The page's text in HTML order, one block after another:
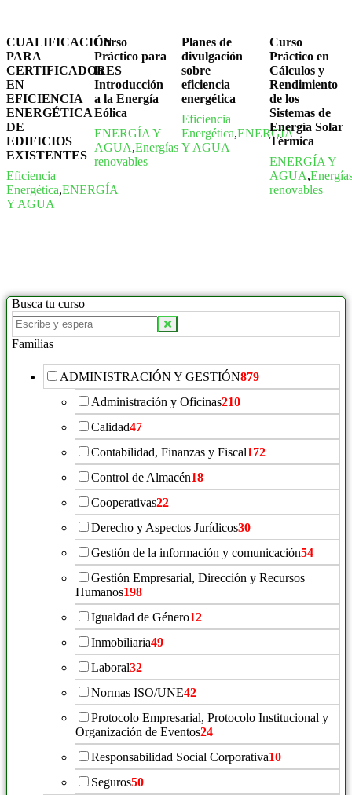
CUALIFICACIÓN
PARA
CERTIFICADORES
EN
EFICIENCIA
ENERGÉTICA
DE
EDIFICIOS
EXISTENTES
Eficiencia
Energética,ENERGÍA
Y AGUA
Curso
Práctico para
la
Introducción
a la Energía
Eólica
ENERGÍA Y
AGUA,Energías
renovables
Planes de
divulgación
sobre
eficiencia
energética
Eficiencia
Energética,ENERGÍA
Y AGUA
Curso
Práctico en
Cálculos y
Rendimiento
de los
Sistemas de
Energía Solar
Térmica
ENERGÍA Y
AGUA,
renovables
Busca tu curso
Buscar
productos:
Famílias
ADMINISTRACIÓN Y GESTIÓN879
Administración y Oficinas210
Calidad47
Contabilidad, Finanzas y Fiscal172
Control de Almacén18
Cooperativas22
Derecho y Aspectos Jurídicos30
Gestión de la información y comunicación54
Gestión Empresarial, Dirección y Recursos
Humanos198
Igualdad de Género12
Inmobiliaria49
Laboral32
Normas ISO/UNE42
Protocolo Empresarial, Protocolo Institucional y
Organización de Eventos24
Responsabilidad Social Corporativa10
Seguros50